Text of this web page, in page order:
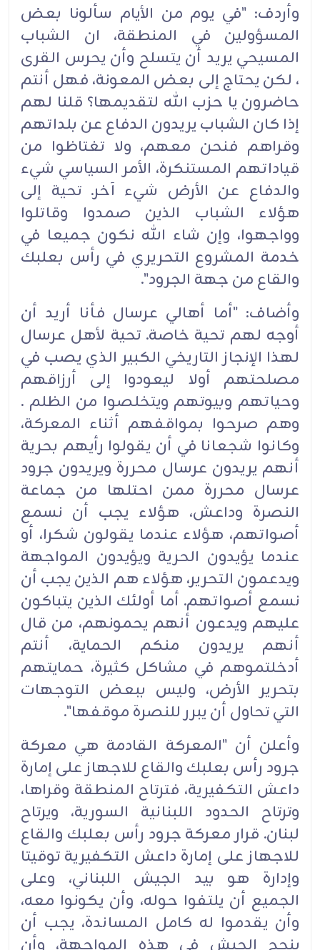
وأردف: "في يوم من الأيام سألونا بعض
المسؤولين في المنطقة، ان الشباب
المسيحي يريد أن يتسلح وأن يحرس القرى
، لكن يحتاج إلى بعض المعونة، فهل أنتم
حاضرون يا حزب الله لتقديمها؟ قلنا لهم
إذا كان الشباب يريدون الدفاع عن بلداتهم
وقراهم فنحن معهم، ولا تغتاظوا من
قياداتهم المستنكرة، الأمر السياسي شيء
والدفاع عن الأرض شيء آخر. تحية إلى
هؤلاء الشباب الذين صمدوا وقاتلوا
وواجهوا، وإن شاء الله نكون جميعا في
خدمة المشروع التحريري في رأس بعلبك
والقاع من جهة الجرود".
وأضاف: "أما أهالي عرسال فأنا أريد أن
أوجه لهم تحية خاصة. تحية لأهل عرسال
لهذا الإنجاز التاريخي الكبير الذي يصب في
مصلحتهم أولا ليعودوا إلى أرزاقهم
وحياتهم وبيوتهم ويتخلصوا من الظلم .
وهم صرحوا بمواقفهم أثناء المعركة،
وكانوا شجعانا في أن يقولوا رأيهم بحرية
أنهم يريدون عرسال محررة ويريدون جرود
عرسال محررة ممن احتلها من جماعة
النصرة وداعش، هؤلاء يجب أن نسمع
أصواتهم، هؤلاء عندما يقولون شكرا، أو
عندما يؤيدون الحرية ويؤيدون المواجهة
ويدعمون التحرير، هؤلاء هم الذين يجب أن
نسمع أصواتهم. أما أولئك الذين يتباكون
عليهم ويدعون أنهم يحمونهم، من قال
أنهم يريدون منكم الحماية، أنتم
أدخلتموهم في مشاكل كثيرة، حمايتهم
بتحرير الأرض، وليس ببعض التوجهات
التي تحاول أن يبرر للنصرة موقفها".
وأعلن أن "المعركة القادمة هي معركة
جرود رأس بعلبك والقاع للاجهاز على إمارة
داعش التكفيرية، فترتاح المنطقة وقراها،
وترتاح الحدود اللبنانية السورية، ويرتاح
لبنان. قرار معركة جرود رأس بعلبك والقاع
للاجهاز على إمارة داعش التكفيرية توقيتا
وإدارة هو بيد الجيش اللبناني، وعلى
الجميع أن يلتفوا حوله، وأن يكونوا معه،
وأن يقدموا له كامل المساندة، يجب أن